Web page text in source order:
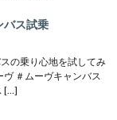
バス試乗
の乗り心地を試してみ
＃ムーヴキャンバス
[…]